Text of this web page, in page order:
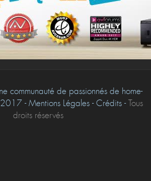
communauté de passionnés de home-
- Mentions Légales - Crédits -Tous
droits réservés